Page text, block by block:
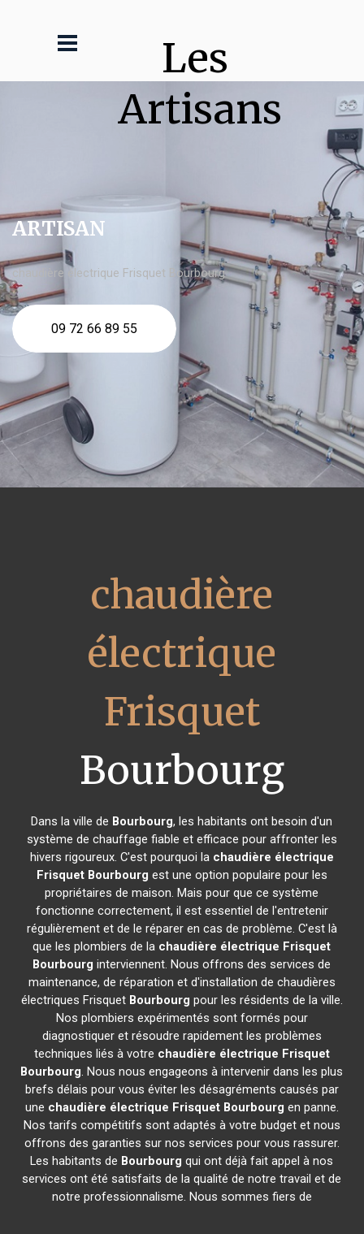
Les
Artisans
ARTISAN
chaudière électrique Frisquet Bourbourg
09 72 66 89 55
chaudière
électrique
Frisquet
Bourbourg
Dans la ville de Bourbourg, les habitants ont besoin d'un
système de chauffage fiable et efficace pour affronter les
hivers rigoureux. C'est pourquoi la chaudière électrique
Frisquet Bourbourg est une option populaire pour les
propriétaires de maison. Mais pour que ce système
fonctionne correctement, il est essentiel de l'entretenir
régulièrement et de le réparer en cas de problème. C'est là
que les plombiers de la chaudière électrique Frisquet
Bourbourg interviennent. Nous offrons des services de
maintenance, de réparation et d'installation de chaudières
électriques Frisquet Bourbourg pour les résidents de la ville.
Nos plombiers expérimentés sont formés pour
diagnostiquer et résoudre rapidement les problèmes
techniques liés à votre chaudière électrique Frisquet
Bourbourg. Nous nous engageons à intervenir dans les plus
brefs délais pour vous éviter les désagréments causés par
une chaudière électrique Frisquet Bourbourg en panne.
Nos tarifs compétitifs sont adaptés à votre budget et nous
offrons des garanties sur nos services pour vous rassurer.
Les habitants de Bourbourg qui ont déjà fait appel à nos
services ont été satisfaits de la qualité de notre travail et de
notre professionnalisme. Nous sommes fiers de